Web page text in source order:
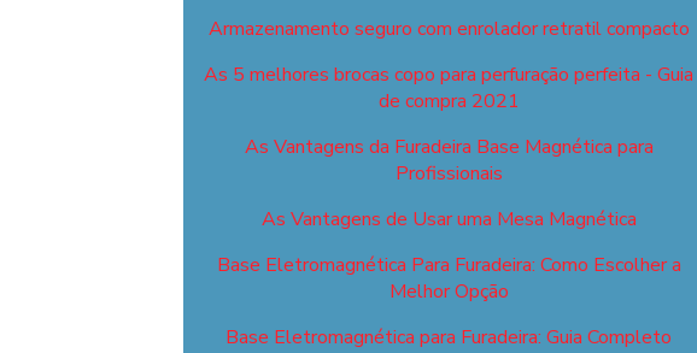
Armazenamento seguro com enrolador retratil compacto
As 5 melhores brocas copo para perfuração perfeita - Guia
de compra 2021
As Vantagens da Furadeira Base Magnética para
Profissionais
As Vantagens de Usar uma Mesa Magnética
Base Eletromagnética Para Furadeira: Como Escolher a
Melhor Opção
Base Eletromagnética para Furadeira: Guia Completo